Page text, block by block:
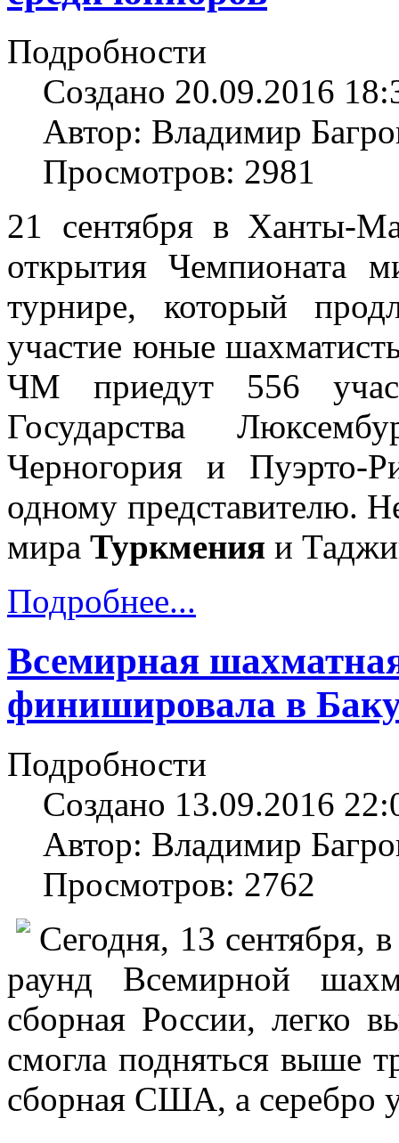
Подробности
Создано 20.09.2016
Автор: Владимир
Просмотров: 2981
21 сентября в Ханты-
открытия
турнире, который
участие юные
ЧМ приедут 556
Государства
Черногория и Пуэрто-
одному представителю.
мира Туркмения и
Подробнее...
Всемирная
финишировала в
Подробности
Создано 13.09.2016
Автор: Владимир
Просмотров: 2762
Сегодня, 13 сентября,
раунд Всемирной
сборная России, легко
смогла подняться выше
сборная США, а серебро